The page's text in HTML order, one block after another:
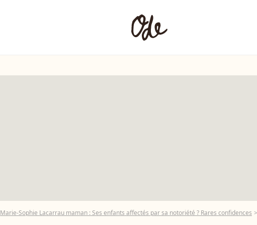
Marie-Sophie Lacarrau maman : Ses enfants affectés par sa notoriété ? Rares confidences